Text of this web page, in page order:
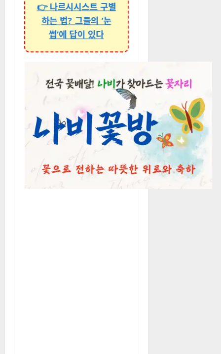
👉 나르시시스트 구별
하는 법? 그들의 ‘눈
썹’에 답이 있다